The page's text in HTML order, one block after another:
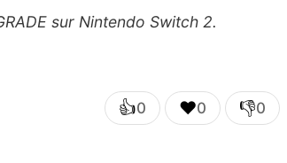
sur Nintendo Switch 2.
👍0 ❤️0 👎0